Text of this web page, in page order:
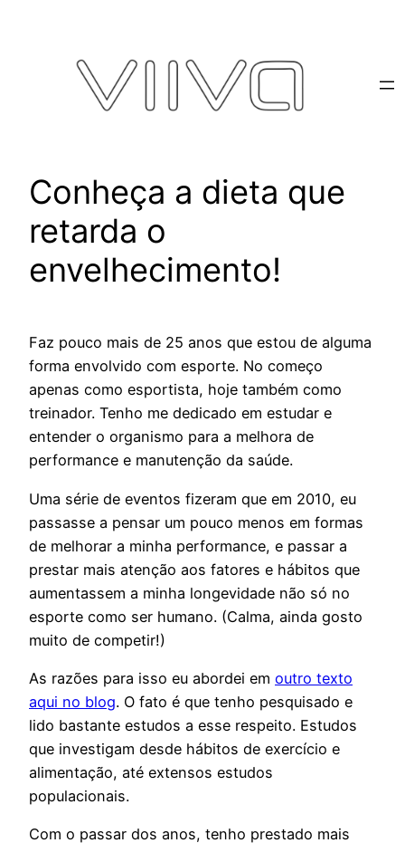
Conheça a dieta que
retarda o
envelhecimento!
Faz pouco mais de 25 anos que estou de alguma
forma envolvido com esporte. No começo
apenas como esportista, hoje também como
treinador. Tenho me dedicado em estudar e
entender o organismo para a melhora de
performance e manutenção da saúde.
Uma série de eventos fizeram que em 2010, eu
passasse a pensar um pouco menos em formas
de melhorar a minha performance, e passar a
prestar mais atenção aos fatores e hábitos que
aumentassem a minha longevidade não só no
esporte como ser humano. (Calma, ainda gosto
muito de competir!)
As razões para isso eu abordei em outro texto
aqui no blog. O fato é que tenho pesquisado e
lido bastante estudos a esse respeito. Estudos
que investigam desde hábitos de exercício e
alimentação, até extensos estudos
populacionais.
Com o passar dos anos, tenho prestado mais